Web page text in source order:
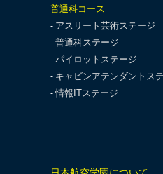
普通科コース
アスリート芸術ステージ
普通科ステージ
パイロットステージ
キャビンアテンダントス
情報ITステージ